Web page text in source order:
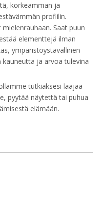
korkeamman ja
profiilin.
Saat puun
elementtejä ilman
ympäristöystävällinen
ja arvoa tulevina
tutkiaksesi laajaa
pyytää näytettä tai puhua
elämään.